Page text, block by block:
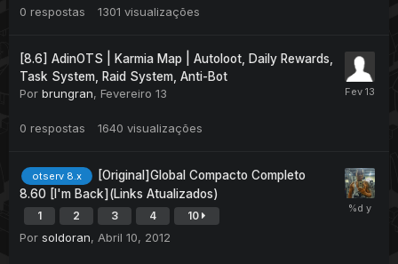
0 respostas 1301 visualizações
[8.6] AdinOTS | Karmia Map | Autoloot, Daily Rewards,
Task System, Raid System, Anti-Bot
Por brungran, Fevereiro 13
0 respostas 1640 visualizações
otserv 8.x
[Original]Global Compacto Completo
8.60 [I'm Back](Links Atualizados)
1 2 3 4 10
Por soldoran, Abril 10, 2012